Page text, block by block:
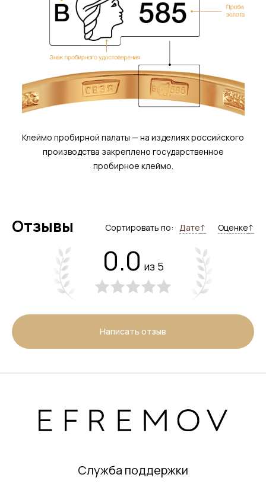
Клеймо пробирной палаты — на изделиях российского
производства закреплено государственное
пробирное клеймо.
Отзывы Сортировать по: Дате↑ Оценке↑
0.0 из 5
Написать отзыв
Служба поддержки